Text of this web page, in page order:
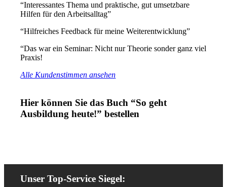
“Interessantes Thema und praktische, gut umsetzbare
Hilfen für den Arbeitsalltag”
“Hilfreiches Feedback für meine Weiterentwicklung”
“Das war ein Seminar: Nicht nur Theorie sonder ganz viel
Praxis!
Alle Kundenstimmen ansehen
Hier können Sie das Buch “So geht
Ausbildung heute!” bestellen
Unser Top-Service Siegel: